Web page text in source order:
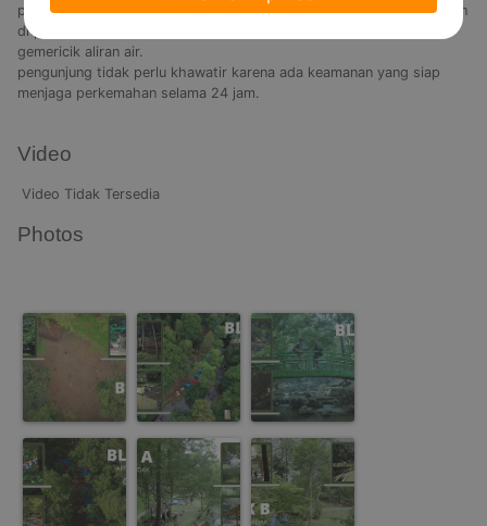
pinus, pinggir sungai, atau dekat curug. Spot camping favorit adalah
di pinggir sungai, karena wisatawan bisa tidur sambil mendengar
gemericik aliran air.
pengunjung tidak perlu khawatir karena ada keamanan yang siap
menjaga perkemahan selama 24 jam.
Video
Video Tidak Tersedia
Photos